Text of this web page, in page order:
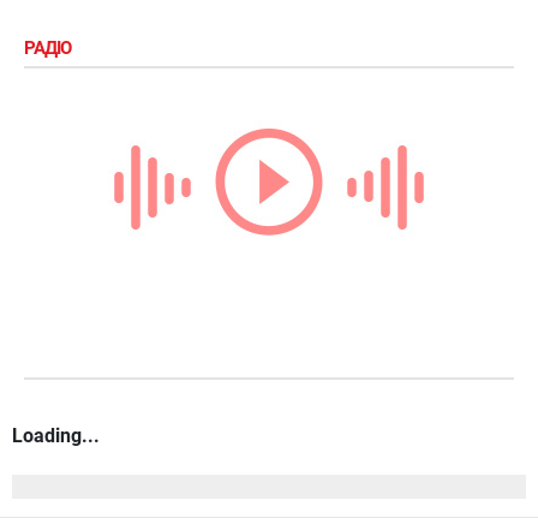
РАДІО
Loading...